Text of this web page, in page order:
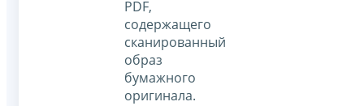
PDF,
содержащего
сканированный
образ
бумажного
оригинала.